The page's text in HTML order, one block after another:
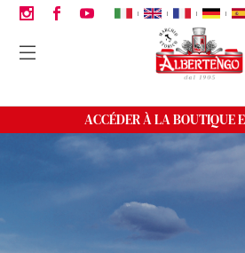
| | | |
ACCÉDER À LA BOUTIQUE